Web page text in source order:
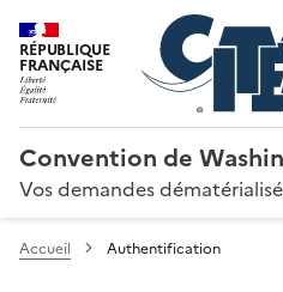
RÉPUBLIQUE
FRANÇAISE
Convention de
Vos demandes
Accueil Authentification